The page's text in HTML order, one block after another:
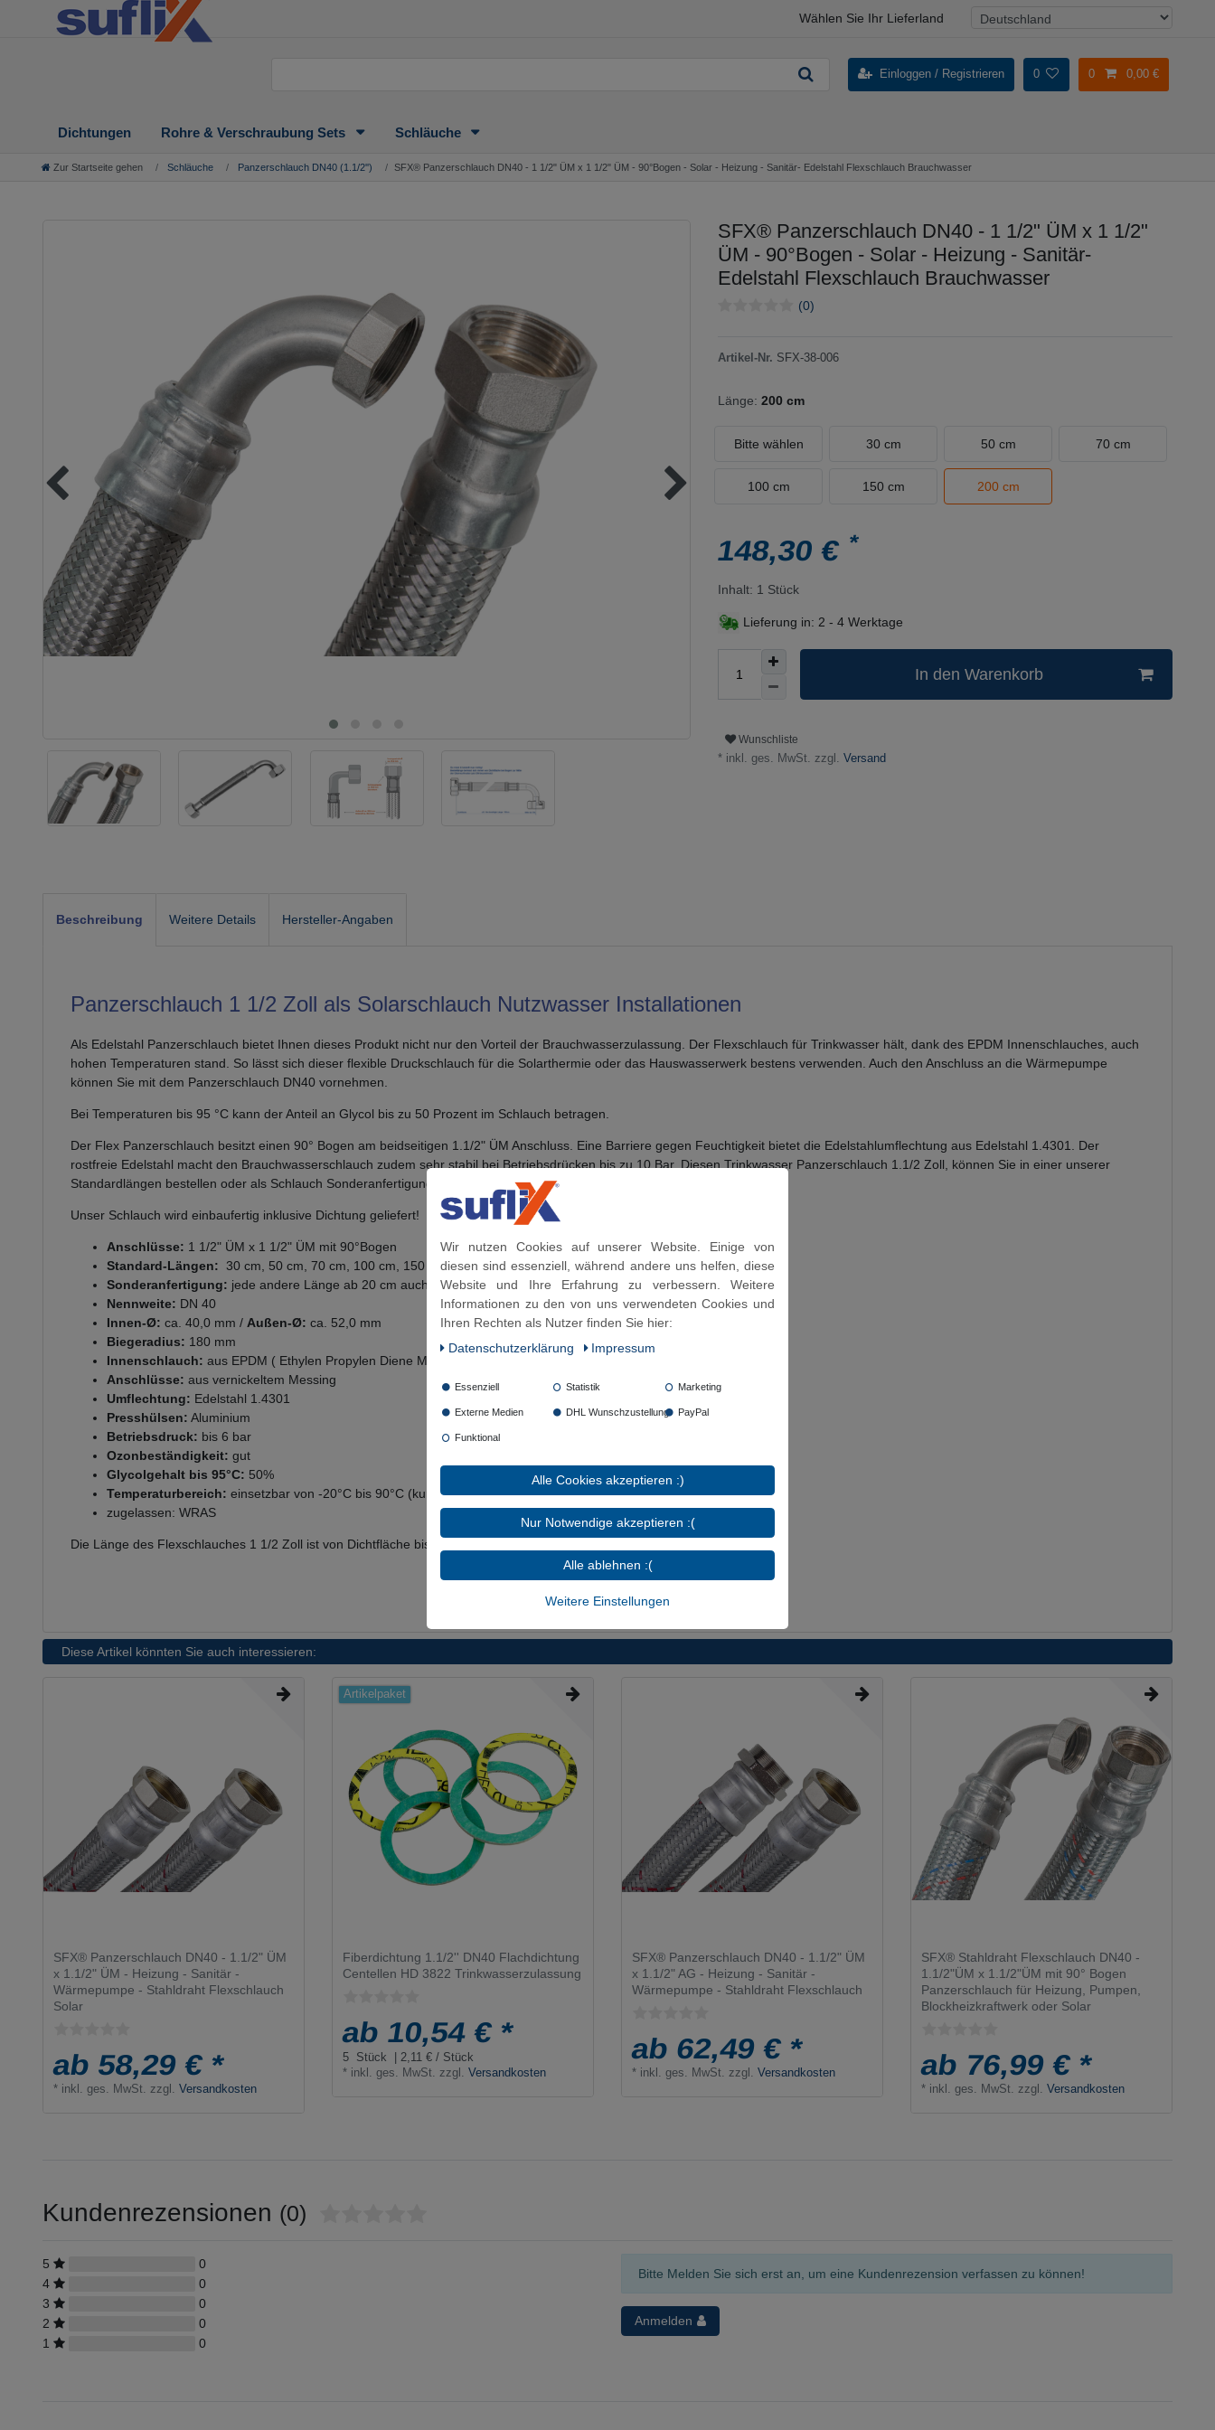
Wählen Sie Ihr Lieferland
Einloggen / Registrieren 0 0 0,00 €
Dichtungen Rohre & Verschraubung Sets Schläuche
Zur Startseite gehen Schläuche Panzerschlauch DN40 (1.1/2'') SFX® Panzerschlauch DN40 - 1 1/2" ÜM x 1 1/2" ÜM - 90°Bogen - Solar - Heizung - Sanitär- Edelstahl Flexschlauch Brauchwasser
SFX® Panzerschlauch DN40 - 1 1/2" ÜM x 1 1/2"
ÜM - 90°Bogen - Solar - Heizung - Sanitär-
Edelstahl Flexschlauch Brauchwasser
(0)
Artikel-Nr. SFX-38-006
Länge: 200 cm
Bitte wählen 30 cm 50 cm 70 cm
100 cm 150 cm 200 cm
148,30 €*
Inhalt: 1 Stück
Lieferung in: 2 - 4 Werktage
In den Warenkorb
Wunschliste
* inkl. ges. MwSt. zzgl. Versand
Beschreibung Weitere Details Hersteller-Angaben
Panzerschlauch 1 1/2 Zoll als Solarschlauch Nutzwasser Installationen
Als Edelstahl Panzerschlauch bietet Ihnen dieses Produkt nicht nur den Vorteil der Brauchwasserzulassung. Der Flexschlauch für Trinkwasser hält, dank des EPDM Innenschlauches, auch
hohen Temperaturen stand. So lässt sich dieser flexible Druckschlauch für die Solarthermie oder das Hauswasserwerk bestens verwenden. Auch den Anschluss an die Wärmepumpe
können Sie mit dem Panzerschlauch DN40 vornehmen.
Bei Temperaturen bis 95 °C kann der Anteil an Glycol bis zu 50 Prozent im Schlauch betragen.
Der Flex Panzerschlauch besitzt einen 90° Bogen am beidseitigen 1.1/2" ÜM Anschluss. Eine Barriere gegen Feuchtigkeit bietet die Edelstahlumflechtung aus Edelstahl 1.4301. Der
rostfreie Edelstahl macht den Brauchwasserschlauch zudem sehr stabil bei Betriebsdrücken bis zu 10 Bar. Diesen Trinkwasser Panzerschlauch 1.1/2 Zoll, können Sie in einer unserer
Standardlängen bestellen oder als Schlauch Sonderanfertigung!
Unser Schlauch wird einbaufertig inklusive Dichtung geliefert!
Anschlüsse: 1 1/2" ÜM x 1 1/2" ÜM mit 90°Bogen
Standard-Längen: 30 cm, 50 cm, 70 cm, 100 cm, 150 cm & 200 cm
Sonderanfertigung: jede andere Länge ab 20 cm auch als individuell gefertigte Länge möglich
Nennweite: DN 40
Innen-Ø: ca. 40,0 mm / Außen-Ø: ca. 52,0 mm
Biegeradius: 180 mm
Innenschlauch: aus EPDM ( Ethylen Propylen Diene Monomer)
Anschlüsse: aus vernickeltem Messing
Umflechtung: Edelstahl 1.4301
Presshülsen: Aluminium
Betriebsdruck: bis 6 bar
Ozonbeständigkeit: gut
Glycolgehalt bis 95°C: 50%
Temperaturbereich: einsetzbar von -20°C bis 90°C (kurzzeitig 100°C)
zugelassen: WRAS
Die Länge des Flexschlauches 1 1/2 Zoll ist von Dichtfläche bis Dichtfläche bemessen.
Diese Artikel könnten Sie auch interessieren:
SFX® Panzerschlauch DN40 - 1.1/2" ÜM
x 1.1/2" ÜM - Heizung - Sanitär -
Wärmepumpe - Stahldraht Flexschlauch
Solar
ab 58,29 € *
* inkl. ges. MwSt. zzgl.Versandkosten
Artikelpaket
Fiberdichtung 1.1/2'' DN40 Flachdichtung
Centellen HD 3822 Trinkwasserzulassung
ab 10,54 € *
5 Stück
| 2,11 € / Stück
* inkl. ges. MwSt. zzgl.Versandkosten
SFX® Panzerschlauch DN40 - 1.1/2" ÜM
x 1.1/2" AG - Heizung - Sanitär -
Wärmepumpe - Stahldraht Flexschlauch
ab 62,49 € *
* inkl. ges. MwSt. zzgl.Versandkosten
SFX® Stahldraht Flexschlauch DN40 -
1.1/2"ÜM x 1.1/2"ÜM mit 90° Bogen
Panzerschlauch für Heizung, Pumpen,
Blockheizkraftwerk oder Solar
ab 76,99 € *
* inkl. ges. MwSt. zzgl.Versandkosten
Kundenrezensionen (0)
5
0
4
0
3
0
2
0
1
0
Bitte Melden Sie sich erst an, um eine Kundenrezension verfassen zu können!
Anmelden
Wir nutzen Cookies auf unserer Website. Einige von
diesen sind essenziell, während andere uns helfen, diese
Website und Ihre Erfahrung zu verbessern. Weitere
Informationen zu den von uns verwendeten Cookies und
Ihren Rechten als Nutzer finden Sie hier:
Daten­schutz­erklärung
Impressum
Essenziell Statistik Marketing
Externe Medien DHL Wunschzustellung PayPal
Funktional
Alle Cookies akzeptieren :)
Nur Notwendige akzeptieren :(
Alle ablehnen :(
Weitere Einstellungen